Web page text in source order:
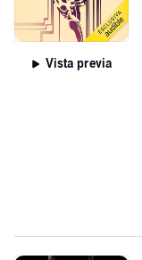
Vista previa